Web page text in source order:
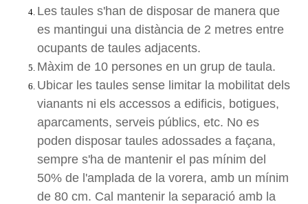
Les taules s'han de disposar de manera que
es mantingui una distància de 2 metres entre
ocupants de taules adjacents.
Màxim de 10 persones en un grup de taula.
Ubicar les taules sense limitar la mobilitat dels
vianants ni els accessos a edificis, botigues,
aparcaments, serveis públics, etc. No es
poden disposar taules adossades a façana,
sempre s'ha de mantenir el pas mínim del
50% de l'amplada de la vorera, amb un mínim
de 80 cm. Cal mantenir la separació amb la